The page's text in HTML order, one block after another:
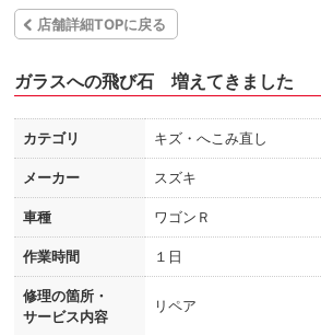
店舗詳細TOPに戻る
ガラスへの飛び石 増えてきました
カテゴリ キズ・へこみ直し
メーカー スズキ
車種 ワゴンＲ
作業時間 １日
修理の箇所・
サービス内容
リペア